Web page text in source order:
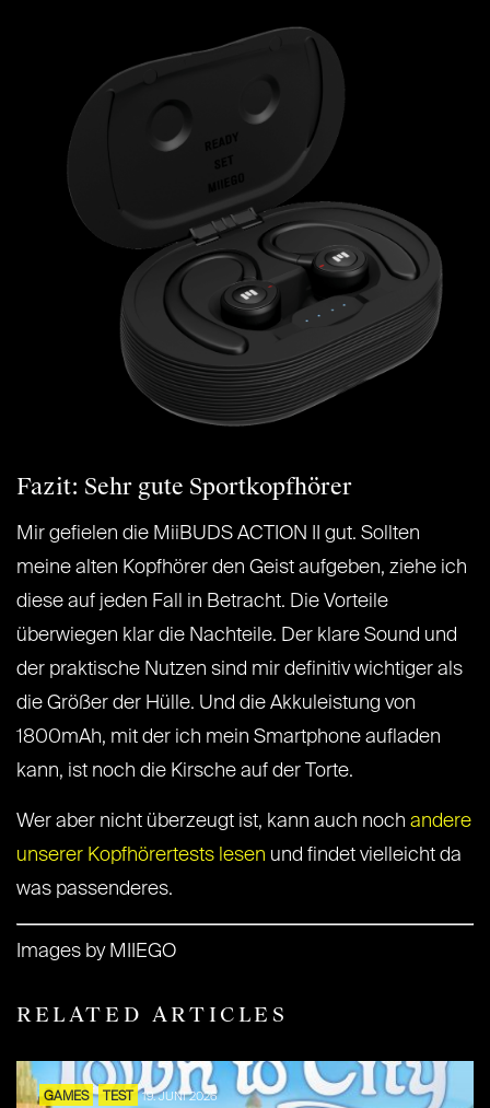
Fazit: Sehr gute Sportkopfhörer
Mir gefielen die MiiBUDS ACTION II gut. Sollten
meine alten Kopfhörer den Geist aufgeben, ziehe ich
diese auf jeden Fall in Betracht. Die Vorteile
überwiegen klar die Nachteile. Der klare Sound und
der praktische Nutzen sind mir definitiv wichtiger als
die Größer der Hülle. Und die Akkuleistung von
1800mAh, mit der ich mein Smartphone aufladen
kann, ist noch die Kirsche auf der Torte.
Wer aber nicht überzeugt ist, kann auch noch andere
unserer Kopfhörertests lesen und findet vielleicht da
was passenderes.
Images by MIIEGO
RELATED ARTICLES
GAMES TEST 19. JUNI 2026